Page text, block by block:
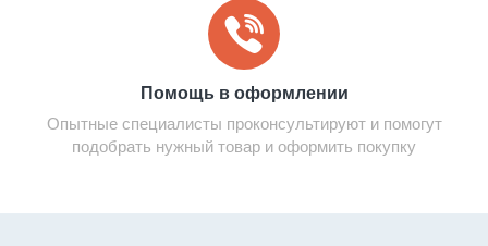
Помощь в оформлении
Опытные специалисты проконсультируют и помогут
подобрать нужный товар и оформить покупку